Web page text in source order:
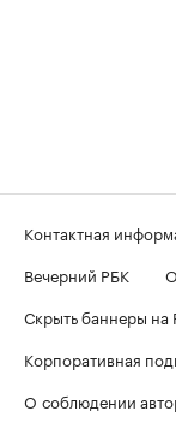
Контактная
Вечерний РБК
Скрыть баннеры на
Корпоративная
О соблюдении